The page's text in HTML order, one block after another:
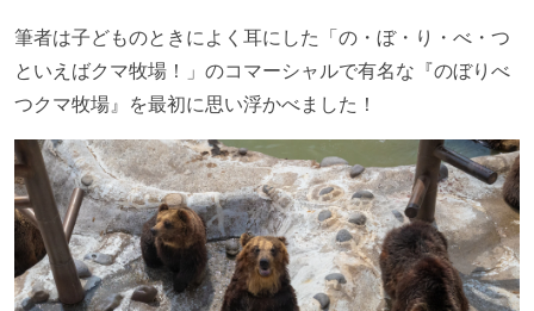
筆者は子どものときによく耳にした「の・ぼ・り・べ・つ
といえばクマ牧場！」のコマーシャルで有名な『のぼりべ
つクマ牧場』を最初に思い浮かべました！